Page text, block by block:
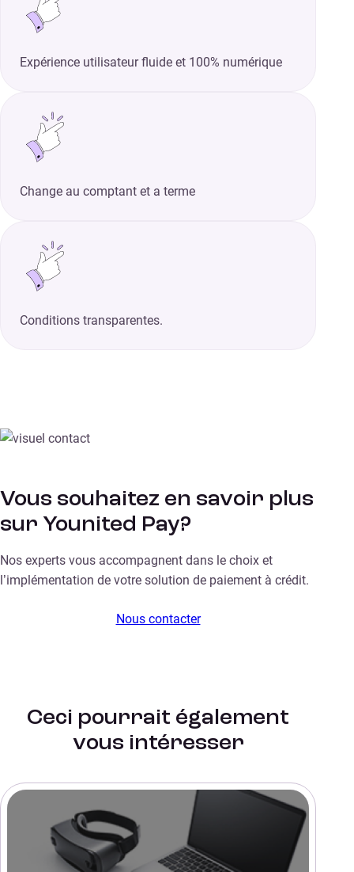
Expérience utilisateur fluide et 100% numérique
Change au comptant et a terme
Conditions transparentes.
Vous souhaitez en savoir plus
sur Younited Pay?
Nos experts vous accompagnent dans le choix et
l’implémentation de votre solution de paiement à crédit.
Nous contacter
Ceci pourrait également
vous intéresser